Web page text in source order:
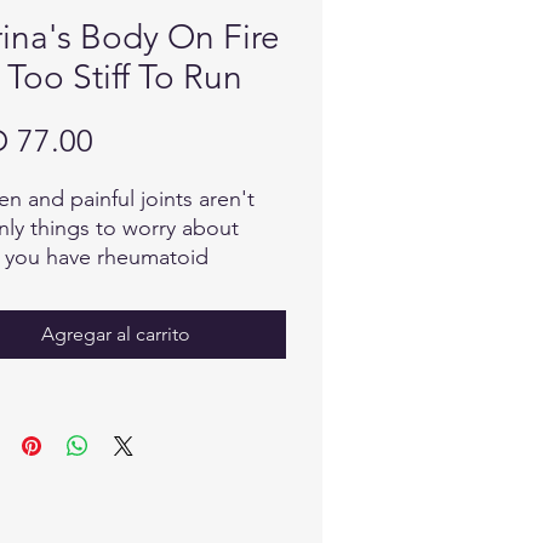
Body On Fire
Stiff To Run
77.00Precio
and painful joints aren't
things to worry about
have rheumatoid
rheumatoid arthritis is an
disease that typically
inflammation throughout
This panel addresses
Agregar al carrito